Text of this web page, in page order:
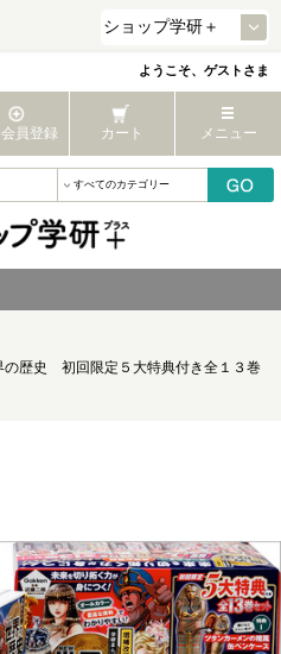
ようこそ、ゲストさま
員登録 カート メニュー
歴史 初回限定５大特典付き全１３巻